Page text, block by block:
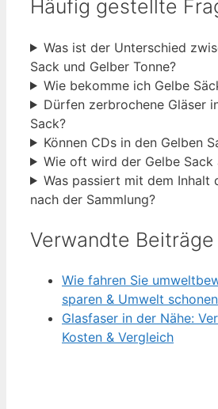
Häufig gestellte
Was ist der Unterschied
Sack und Gelber Tonne?
Wie bekomme ich Gelbe
Dürfen zerbrochene Gläser
Sack?
Können CDs in den Gelben
Wie oft wird der Gelbe Sack
Was passiert mit dem Inhalt
nach der Sammlung?
Verwandte Beiträge
Wie fahren Sie
sparen & Umwelt schonen
Glasfaser in der Nähe:
Kosten & Vergleich